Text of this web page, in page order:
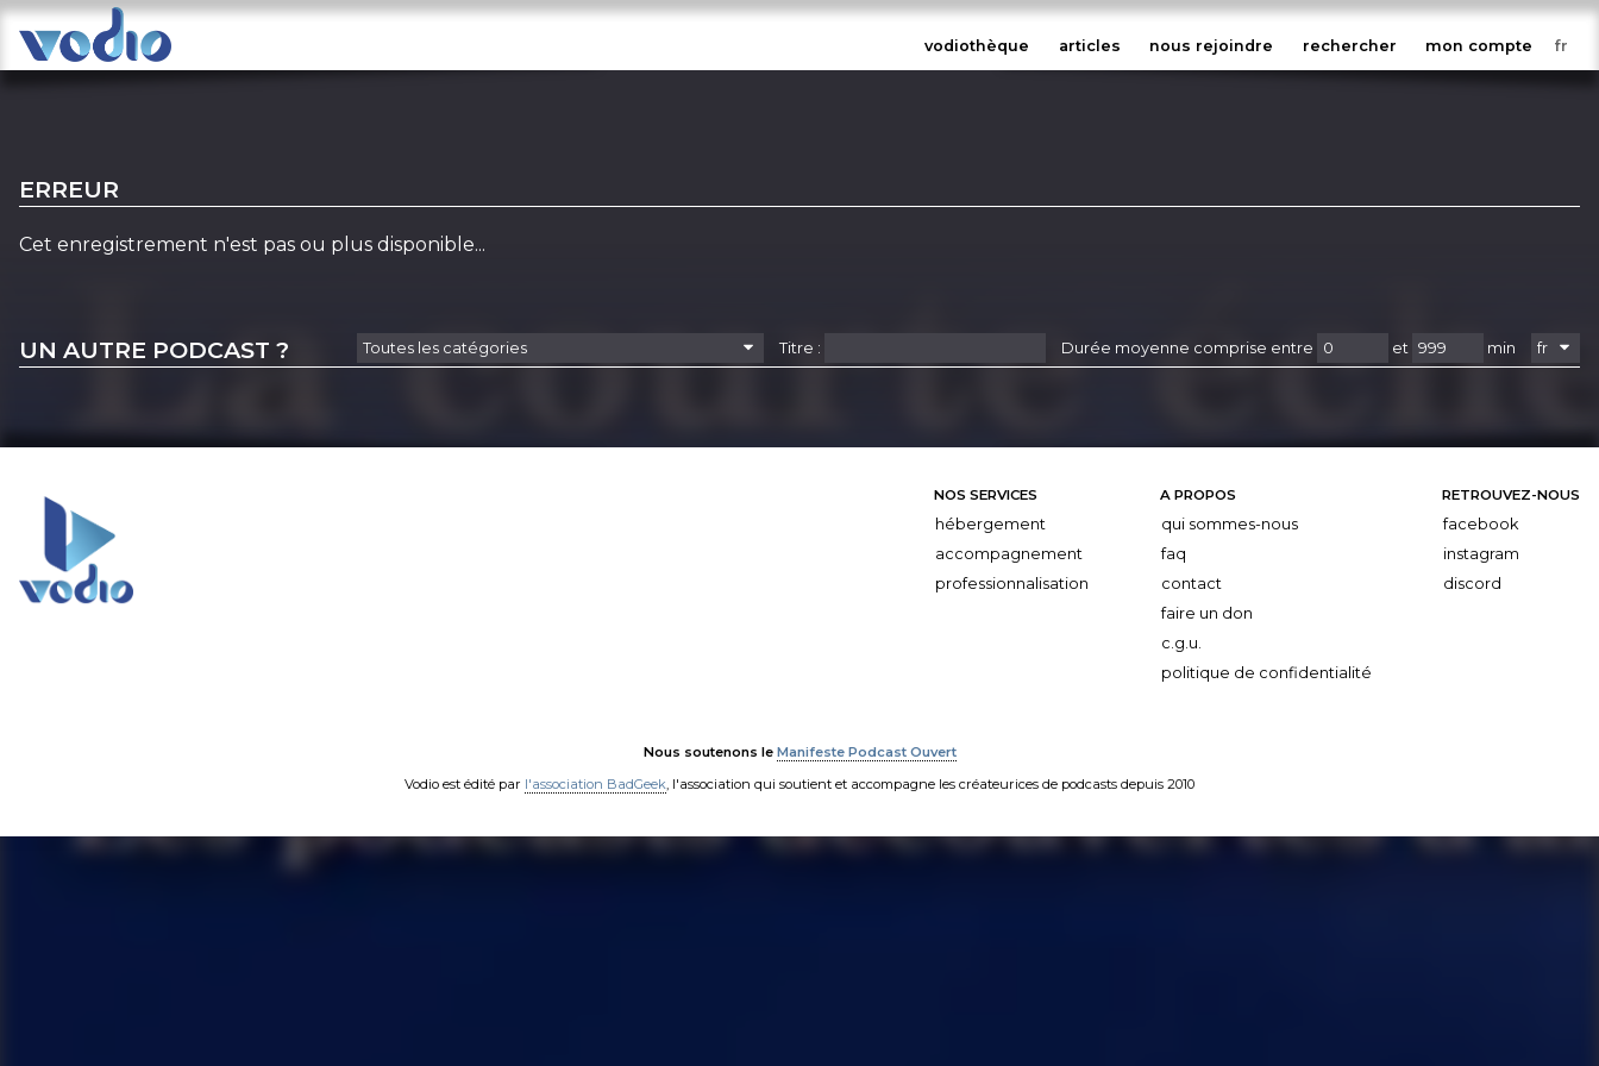
vodiothèque articles nous rejoindre rechercher mon compte
ERREUR
Cet enregistrement n'est pas ou plus disponible...
UN AUTRE PODCAST ? Titre : Durée moyenne comprise entre et min
NOS SERVICES
hébergement
accompagnement
professionnalisation
A PROPOS
qui sommes-nous
faq
contact
faire un don
c.g.u.
politique de confidentialité
RETROUVEZ-NOUS
facebook
instagram
discord
Nous soutenons le Manifeste Podcast Ouvert
Vodio est édité par l'association BadGeek, l'association qui soutient et accompagne les créateurices de podcasts depuis 2010